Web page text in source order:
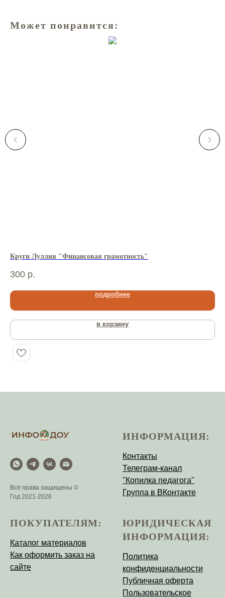
Может понравится:
Круги Луллия "Финансовая грамотность"
300 р.
подробнее
в корзину
Всё права защищены ©
Год 2021-2026
ИНФОРМАЦИЯ:
Контакты
Телеграм-канал
"Копилка педагога"
Группа в ВКонтакте
ПОКУПАТЕЛЯМ:
Каталог материалов
Как оформить заказ на
сайте
ЮРИДИЧЕСКАЯ
ИНФОРМАЦИЯ:
Политика
конфиденциальности
Публичная оферта
Пользовательское